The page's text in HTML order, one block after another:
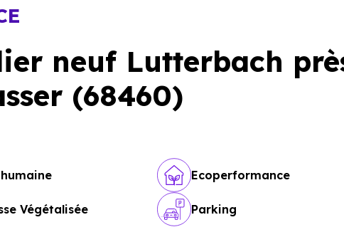
neuf Lutterbach
(68460)
Ecoperformance
Végétalisée Parking